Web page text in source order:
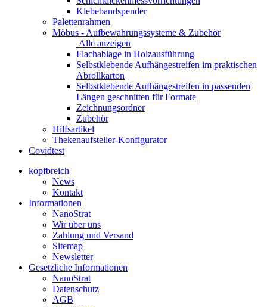
Klebebandspender
Palettenrahmen
Möbus - Aufbewahrungssysteme & Zubehör
Alle anzeigen
Flachablage in Holzausführung
Selbstklebende Aufhängestreifen im praktischen
Abrollkarton
Selbstklebende Aufhängestreifen in passenden
Längen geschnitten für Formate
Zeichnungsordner
Zubehör
Hilfsartikel
Thekenaufsteller-Konfigurator
Covidtest
kopfbreich
News
Kontakt
Informationen
NanoStrat
Wir über uns
Zahlung und Versand
Sitemap
Newsletter
Gesetzliche Informationen
NanoStrat
Datenschutz
AGB